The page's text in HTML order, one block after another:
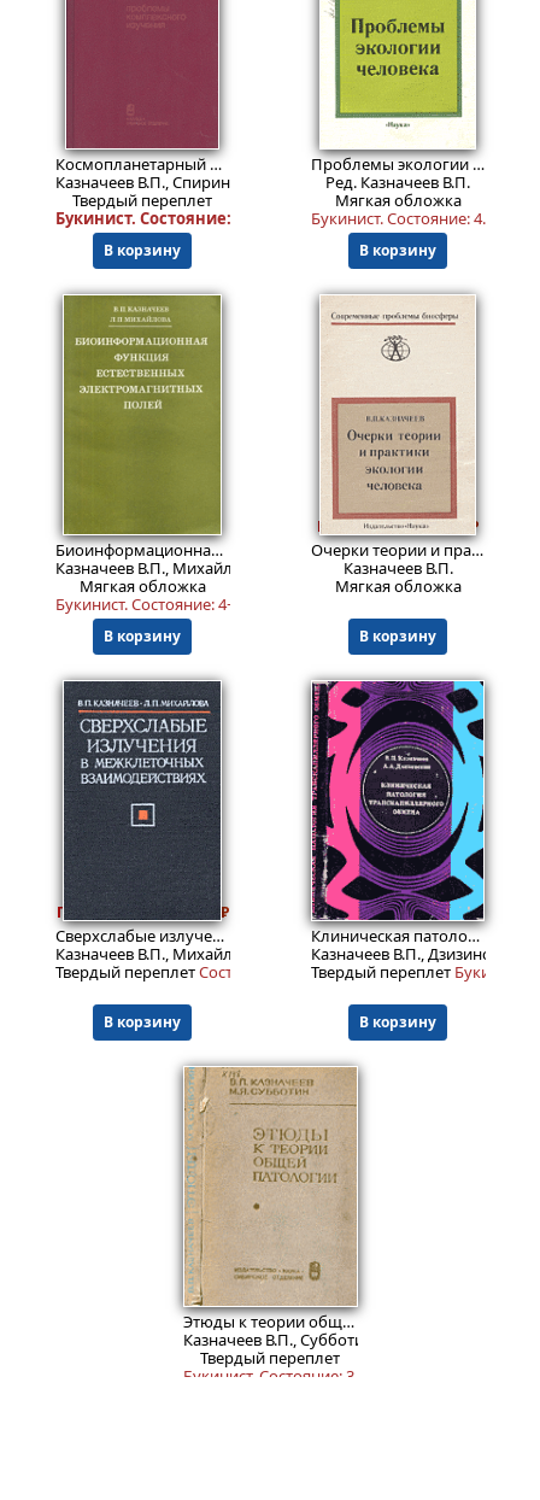
Космопланетарный феномен человека. Проблемы комплексного изучения
Казначеев В.П., Спирин Е.А.
Твердый переплет
Букинист. Состояние: 4+
В корзину
Пред.заказ!
Проблемы экологии человека
Ред. Казначеев В.П.
Мягкая обложка
Букинист.Состояние: 4.
В корзину
Биоинформационная функция естественных электромагнитных полей
Казначеев В.П., Михайлова Л.П.
Мягкая обложка
Букинист.Состояние: 4+
В корзину
Пред.заказ! 599 ₽
Очерки теории и практики экологии человека
Казначеев В.П.
Мягкая обложка
В корзину
Пред.заказ! 7349 ₽
Сверхслабые излучения в межклеточных взаимодействиях
Казначеев В.П., Михайлова Л.П.
Твердый переплетСостояние: 5-.
В корзину
1199₽
Клиническая патология транскапиллярного обмена
Казначеев В.П., Дзизинский
Твердый переплет Букинист.
В корзину
Пред.заказ! 799₽
Этюды к теории общей патологии
Казначеев В.П., Субботин М.Я.
Твердый переплет
Букинист. Состояние: 3.